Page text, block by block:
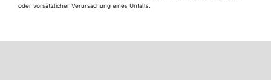
oder vorsätzlicher Verursachung eines Unfalls.